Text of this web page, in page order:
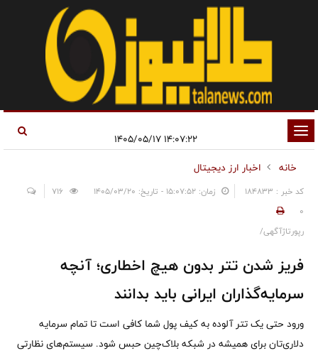
تغییر
وضعیت
ناوبری
خانه
اخبار ارز دیجیتال
کد خبر : 184833 زمان: ۱۵:۰۷:۵۲ - تاریخ: ۱۴۰۵/۰۳/۲۰
0
رپورتاژآگهی/
فریز شدن تتر بدون هیچ اخطاری؛ آنچه
سرمایه‌گذاران ایرانی باید بدانند
ورود حتی یک تتر آلوده به کیف پول شما کافی است تا تمام سرمایه
دلاری‌تان برای همیشه در شبکه بلاک‌چین حبس شود. سیستم‌های نظارتی